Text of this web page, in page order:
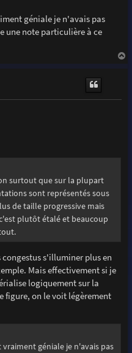
géniale je n'avais pas
une note particulière à ce
surtout que sur la plupart
sont représentés sous
de taille progressive mais
plutôt étalé et beaucoup
s'illuminer plus en
Mais effectivement si je
logiquement sur la
figure, on le voit légèrement
vraiment géniale je n'avais pas